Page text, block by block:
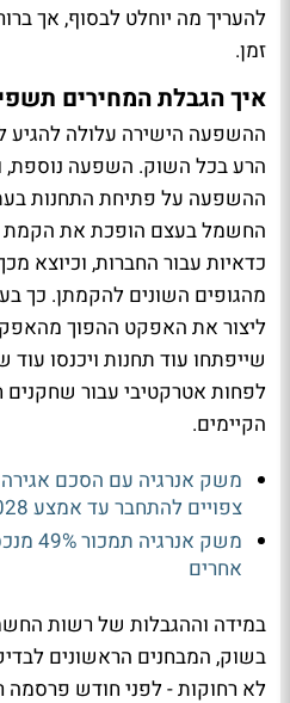
להעריך מה יוחלט לבסוף, אך
זמן.
איך הגבלת המחירים
הרע בכל השוק. השפעה נוספת,
ההשפעה על פתיחת התחנות
החשמל בעצם הופכת את הקמת
כדאיות עבור החברות, וכיוצא
מהגופים השונים להקמתן. כך
ליצור את האפקט ההפוך
שייפתחו עוד תחנות ויכנסו
לפחות אטרקטיבי עבור
הקיימים.
צפויים להתחבר עד אמצע 2028
משק
אחרים
במידה וההגבלות של רשות
בשוק, המבחנים הראשונים
לא רחוקות - לפני חודש